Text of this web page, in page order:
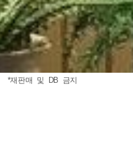
*재판매 및 DB 금지